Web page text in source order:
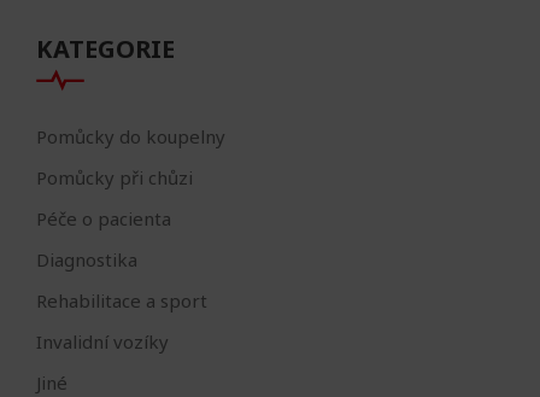
KATEGORIE
Pomůcky do koupelny
Pomůcky při chůzi
Péče o pacienta
Diagnostika
Rehabilitace a sport
Invalidní vozíky
Jiné